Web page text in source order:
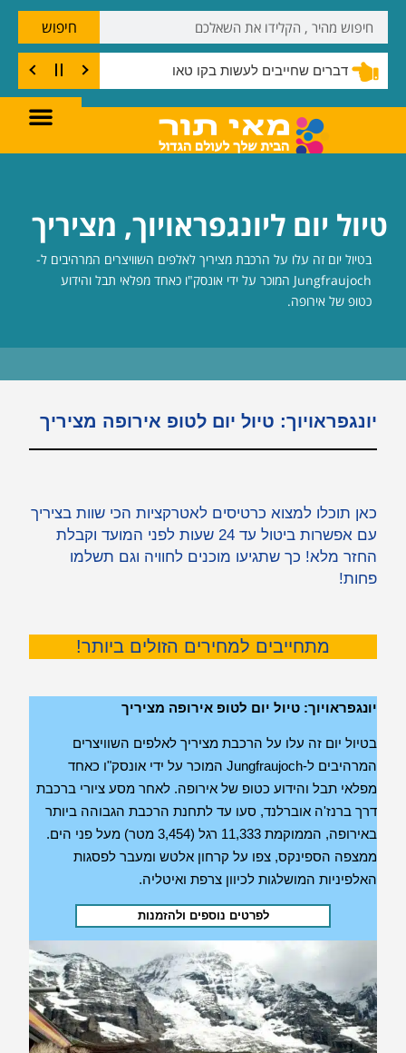
דברים שחייבים לעשות בקו טאו
חיפוש
טיול יום ליונגפראויוך, מציריך
בטיול יום זה עלו על הרכבת מציריך לאלפים השוויצרים המרהיבים ל-
Jungfraujoch המוכר על ידי אונסק"ו כאחד מפלאי תבל והידוע
כטופ של אירופה.
יונגפראויוך: טיול יום לטופ אירופה מציריך
כאן תוכלו למצוא כרטיסים לאטרקציות הכי שוות בציריך
עם אפשרות ביטול עד 24 שעות לפני המועד וקבלת
החזר מלא! כך שתגיעו מוכנים לחוויה וגם תשלמו
פחות!
מתחייבים למחירים הזולים ביותר!
יונגפראויוך: טיול יום לטופ אירופה מציריך
בטיול יום זה עלו על הרכבת מציריך לאלפים השוויצרים
המרהיבים ל-Jungfraujoch המוכר על ידי אונסק"ו כאחד
מפלאי תבל והידוע כטופ של אירופה. לאחר מסע ציורי ברכבת
דרך ברנז'ה אוברלנד, סעו עד לתחנת הרכבת הגבוהה ביותר
באירופה, הממוקמת 11,333 רגל (3,454 מטר) מעל פני הים.
ממצפה הספינקס, צפו על קרחון אלטש ומעבר לפסגות
האלפיניות המושלגות לכיוון צרפת ואיטליה.
לפרטים נוספים ולהזמנות